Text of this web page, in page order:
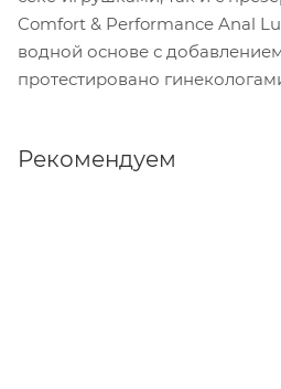
Comfort & Performance Anal
водной основе с
протестировано
Рекомендуем